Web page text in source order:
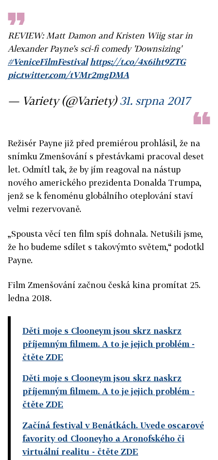
REVIEW: Matt Damon and Kristen Wiig star in
Alexander Payne's sci-fi comedy 'Downsizing'
#VeniceFilmFestival https://t.co/4x6iht9ZTG
pic.twitter.com/tVMr2mgDMA
— Variety (@Variety)31. srpna 2017
Režisér Payne již před premiérou prohlásil, že na
snímku Zmenšování s přestávkami pracoval deset
let. Odmítl tak, že by jím reagoval na nástup
nového amerického prezidenta Donalda Trumpa,
jenž se k fenoménu globálního oteplování staví
velmi rezervovaně.
„Spousta věcí ten film spíš dohnala. Netušili jsme,
že ho budeme sdílet s takovýmto světem,“ podotkl
Payne.
Film Zmenšování začnou česká kina promítat 25.
ledna 2018.
Děti moje s Clooneym jsou skrz naskrz
příjemným filmem. A to je jejich problém -
čtěte ZDE
Děti moje s Clooneym jsou skrz naskrz
příjemným filmem. A to je jejich problém -
čtěte ZDE
Začíná festival v Benátkách. Uvede oscarové
favority od Clooneyho a Aronofského či
virtuální realitu - čtěte ZDE